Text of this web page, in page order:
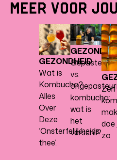
MEER VOOR JOU
GEZONDHEID
Wat is
Kombucha?
Alles
Over
Deze
‘Onsterfelijkheids
thee’.
vs.
kombucha:
wat is
het
verschil?
Zelf
doe
zo